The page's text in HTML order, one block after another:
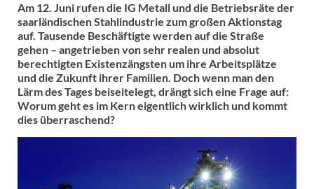
Am 12. Juni rufen die IG Metall und die Betriebsräte der
saarländischen Stahlindustrie zum großen Aktionstag
auf. Tausende Beschäftigte werden auf die Straße
gehen – angetrieben von sehr realen und absolut
berechtigten Existenzängsten um ihre Arbeitsplätze
und die Zukunft ihrer Familien. Doch wenn man den
Lärm des Tages beiseitelegt, drängt sich eine Frage auf:
Worum geht es im Kern eigentlich wirklich und kommt
dies überraschend?